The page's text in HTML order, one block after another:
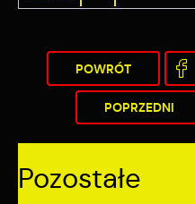
POWRÓT
POPRZEDNI
Pozostałe